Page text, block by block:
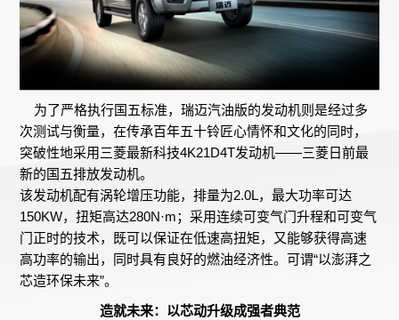
为了严格执行国五标准，瑞迈汽油版的发动机则是经过多
次测试与衡量，在传承百年五十铃匠心情怀和文化的同时，
突破性地采用三菱最新科技4K21D4T发动机——三菱日前最
新的国五排放发动机。
该发动机配有涡轮增压功能，排量为2.0L，最大功率可达
150KW，扭矩高达280N·m；采用连续可变气门升程和可变气
门正时的技术，既可以保证在低速高扭矩，又能够获得高速
高功率的输出，同时具有良好的燃油经济性。可谓“以澎湃之
芯造环保未来”。
造就未来：以芯动升级成强者典范